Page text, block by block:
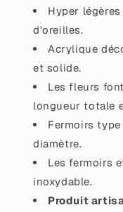
Hyper
d'oreilles.
Acrylique
et solide.
Les fleurs
longueur totale
Fermoirs
diamètre.
Les fermoirs
inoxydable.
Produit